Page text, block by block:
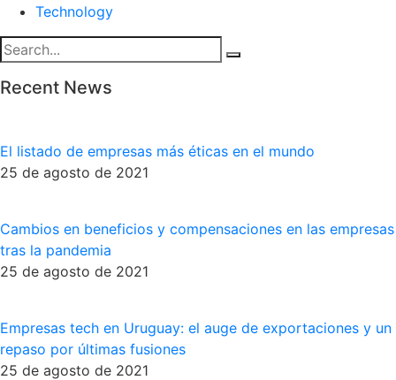
Technology
Recent News
El listado de empresas más éticas en el mundo
25 de agosto de 2021
Cambios en beneficios y compensaciones en las empresas
tras la pandemia
25 de agosto de 2021
Empresas tech en Uruguay: el auge de exportaciones y un
repaso por últimas fusiones
25 de agosto de 2021